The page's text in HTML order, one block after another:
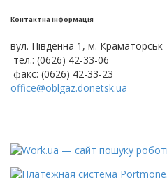
Контактна інформація
вул. Південна 1, м. Краматорськ
тел.: (0626) 42-33-06
факс: (0626) 42-33-23
office@oblgaz.donetsk.ua